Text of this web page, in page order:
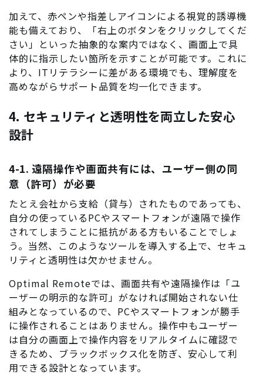
加えて、赤ペンや指差しアイコンによる視覚的誘導機
能も備えており、「右上のボタンをクリックしてくだ
さい」といった抽象的な案内ではなく、画面上で具
体的に指示したい箇所を示すことが可能です。これに
より、ITリテラシーに差がある環境でも、理解度を
高めながらサポート品質を均一化できます。
4. セキュリティと透明性を両立した安心
設計
4-1. 遠隔操作や画面共有には、ユーザー側の同
意（許可）が必要
たとえ会社から支給（貸与）されたものであっても、
自分の使っているPCやスマートフォンが遠隔で操作
されてしまうことに抵抗がある方もいることでしょ
う。当然、このようなツールを導入する上で、セキュ
リティと透明性は欠かせません。
Optimal Remoteでは、画面共有や遠隔操作は「ユ
ーザーの明示的な許可」がなければ開始されない仕
組みとなっているので、PCやスマートフォンが勝手
に操作されることはありません。操作中もユーザー
は自分の画面上で操作内容をリアルタイムに確認で
きるため、ブラックボックス化を防ぎ、安心して利
用できる設計となっています。